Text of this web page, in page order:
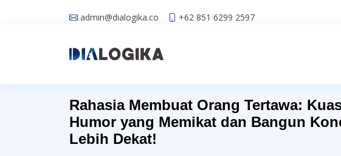
admin@dialogika.co +62 851 6299 2597
Rahasia Membuat Orang Tertawa:
Humor yang Memikat dan Bangun
Lebih Dekat!